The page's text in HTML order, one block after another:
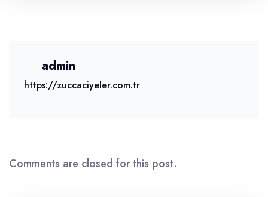
admin
https://zuccaciyeler.com.tr
Comments are closed for this post.